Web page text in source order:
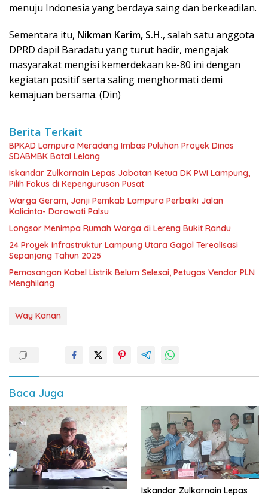
menuju Indonesia yang berdaya saing dan berkeadilan.
Sementara itu, Nikman Karim, S.H., salah satu anggota
DPRD dapil Baradatu yang turut hadir, mengajak
masyarakat mengisi kemerdekaan ke-80 ini dengan
kegiatan positif serta saling menghormati demi
kemajuan bersama. (Din)
Berita Terkait
BPKAD Lampura Meradang Imbas Puluhan Proyek Dinas
SDABMBK Batal Lelang
Iskandar Zulkarnain Lepas Jabatan Ketua DK PWI Lampung,
Pilih Fokus di Kepengurusan Pusat
Warga Geram, Janji Pemkab Lampura Perbaiki Jalan
Kalicinta- Dorowati Palsu
Longsor Menimpa Rumah Warga di Lereng Bukit Randu
24 Proyek Infrastruktur Lampung Utara Gagal Terealisasi
Sepanjang Tahun 2025
Pemasangan Kabel Listrik Belum Selesai, Petugas Vendor PLN
Menghilang
Way Kanan
Baca Juga
Iskandar Zulkarnain Lepas